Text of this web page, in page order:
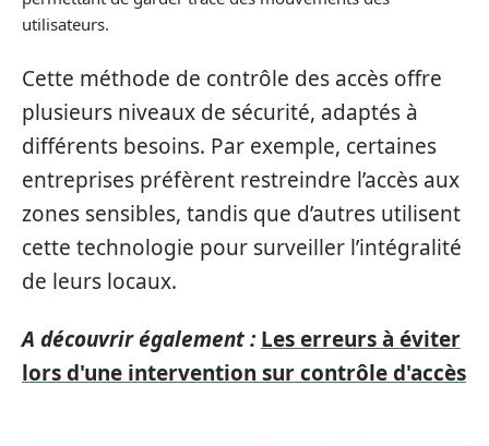
utilisateurs.
Cette méthode de contrôle des accès offre
plusieurs niveaux de sécurité, adaptés à
différents besoins. Par exemple, certaines
entreprises préfèrent restreindre l’accès aux
zones sensibles, tandis que d’autres utilisent
cette technologie pour surveiller l’intégralité
de leurs locaux.
A découvrir également : Les erreurs à éviter
lors d'une intervention sur contrôle d'accès